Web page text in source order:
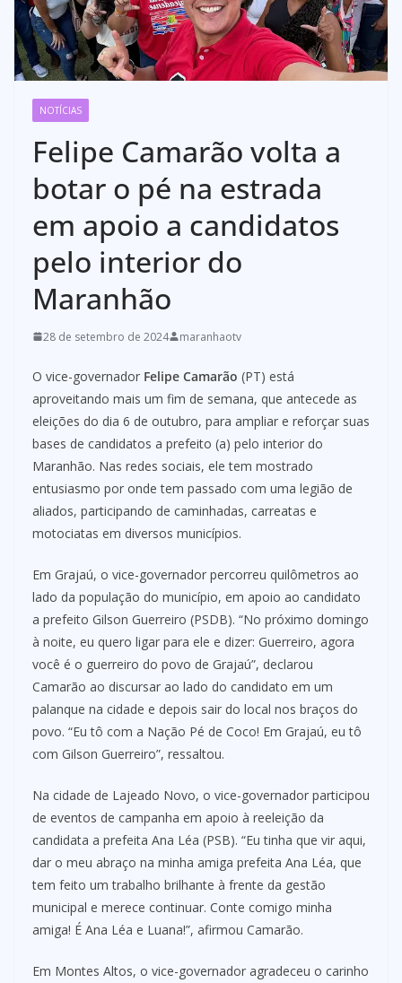
NOTÍCIAS
Felipe Camarão volta a
botar o pé na estrada
em apoio a candidatos
pelo interior do
Maranhão
28 de setembro de 2024 maranhaotv
O vice-governador Felipe Camarão (PT) está
aproveitando mais um fim de semana, que antecede as
eleições do dia 6 de outubro, para ampliar e reforçar suas
bases de candidatos a prefeito (a) pelo interior do
Maranhão. Nas redes sociais, ele tem mostrado
entusiasmo por onde tem passado com uma legião de
aliados, participando de caminhadas, carreatas e
motociatas em diversos municípios.
Em Grajaú, o vice-governador percorreu quilômetros ao
lado da população do município, em apoio ao candidato
a prefeito Gilson Guerreiro (PSDB). “No próximo domingo
à noite, eu quero ligar para ele e dizer: Guerreiro, agora
você é o guerreiro do povo de Grajaú”, declarou
Camarão ao discursar ao lado do candidato em um
palanque na cidade e depois sair do local nos braços do
povo. “Eu tô com a Nação Pé de Coco! Em Grajaú, eu tô
com Gilson Guerreiro”, ressaltou.
Na cidade de Lajeado Novo, o vice-governador participou
de eventos de campanha em apoio à reeleição da
candidata a prefeita Ana Léa (PSB). “Eu tinha que vir aqui,
dar o meu abraço na minha amiga prefeita Ana Léa, que
tem feito um trabalho brilhante à frente da gestão
municipal e merece continuar. Conte comigo minha
amiga! É Ana Léa e Luana!”, afirmou Camarão.
Em Montes Altos, o vice-governador agradeceu o carinho